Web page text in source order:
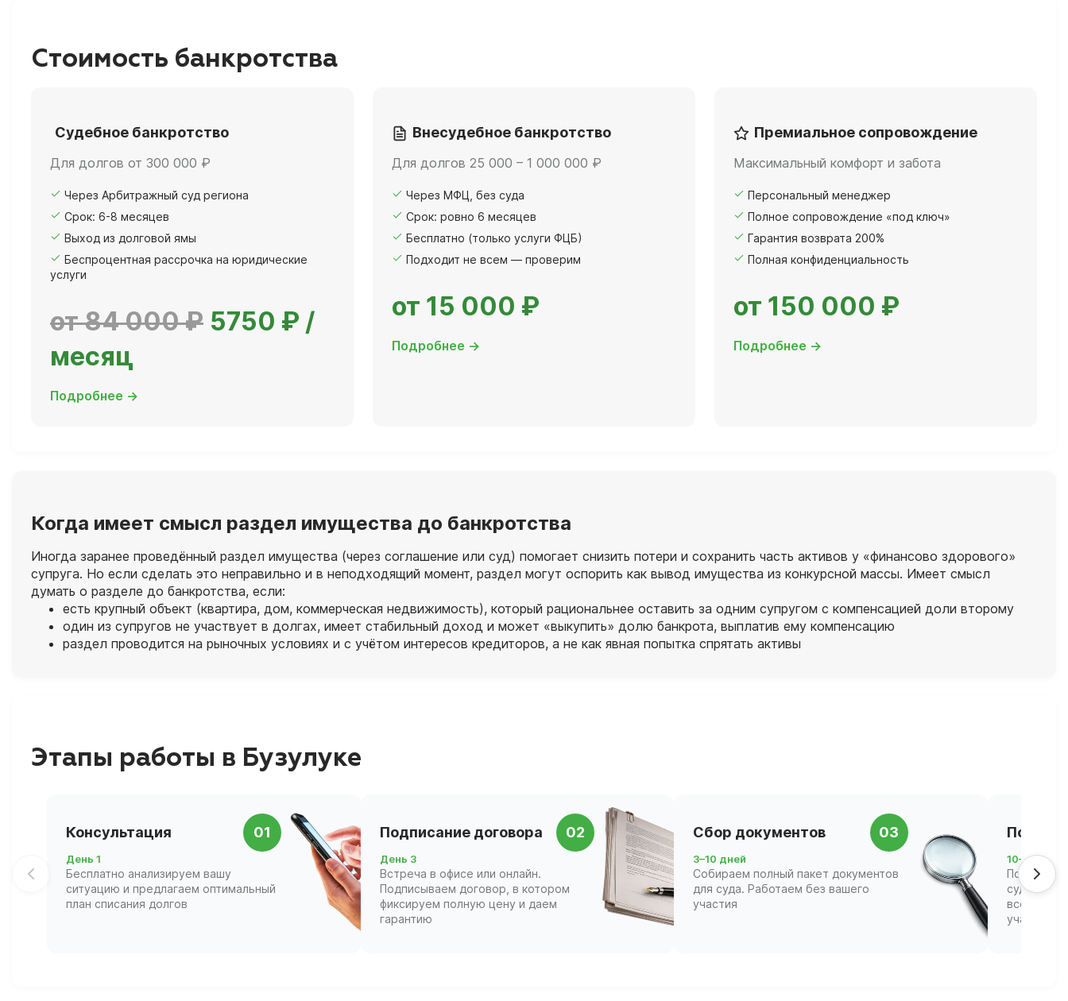
Стоимость банкротства
Судебное банкротство
Для долгов от 300 000 ₽
Через Арбитражный суд региона
Срок: 6-8 месяцев
Выход из долговой ямы
Беспроцентная рассрочка на юридические
услуги
от 84 000 ₽ 5750 ₽ /
месяц
Подробнее →
Внесудебное банкротство
Для долгов 25 000 – 1 000 000 ₽
Через МФЦ, без суда
Срок: ровно 6 месяцев
Бесплатно (только услуги ФЦБ)
Подходит не всем — проверим
от 15 000 ₽
Подробнее →
Премиальное сопровождение
Максимальный комфорт и забота
Персональный менеджер
Полное сопровождение «под ключ»
Гарантия возврата 200%
Полная конфиденциальность
от 150 000 ₽
Подробнее →
Когда имеет смысл раздел имущества до банкротства
Иногда заранее проведённый раздел имущества (через соглашение или суд) помогает снизить потери и сохранить часть активов у «финансово здорового»
супруга. Но если сделать это неправильно и в неподходящий момент, раздел могут оспорить как вывод имущества из конкурсной массы. Имеет смысл
думать о разделе до банкротства, если:
есть крупный объект (квартира, дом, коммерческая недвижимость), который рациональнее оставить за одним супругом с компенсацией доли второму
один из супругов не участвует в долгах, имеет стабильный доход и может «выкупить» долю банкрота, выплатив ему компенсацию
раздел проводится на рыночных условиях и с учётом интересов кредиторов, а не как явная попытка спрятать активы
Этапы работы в Бузулуке
Консультация 01
День 1
Бесплатно анализируем вашу
ситуацию и предлагаем оптимальный
план списания долгов
Подписание договора 02
День 3
Встреча в офисе или онлайн.
Подписываем договор, в котором
фиксируем полную цену и даем
гарантию
Сбор документов 03
3–10 дней
Собираем полный пакет документов
для суда. Работаем без вашего
участия
Подача
10–21 день
Подаём
суд и
всех